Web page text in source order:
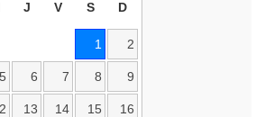
J V S D
1 2
5 6 7 8 9
13 14 15 16